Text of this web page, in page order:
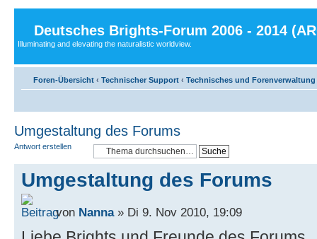
Deutsches Brights-Forum 2006 - 2014
Illuminating and elevating the naturalistic worldview.
Foren-Übersicht ‹ Technischer Support ‹ Technisches und Forenverwaltung
Umgestaltung des Forums
Antwort erstellen
Umgestaltung des Forums
von Nanna» Di 9. Nov 2010, 19:09